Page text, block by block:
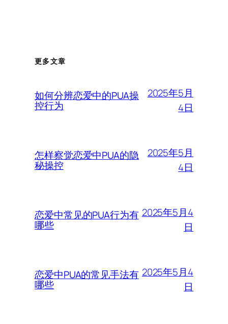
更多文章
如何分辨恋爱中的PUA操
控行为
2025年5月
4日
怎样察觉恋爱中PUA的隐
秘操控
2025年5月
4日
恋爱中常见的PUA行为有
哪些
2025年5月4
日
恋爱中PUA的常见手法有
哪些
2025年5月4
日